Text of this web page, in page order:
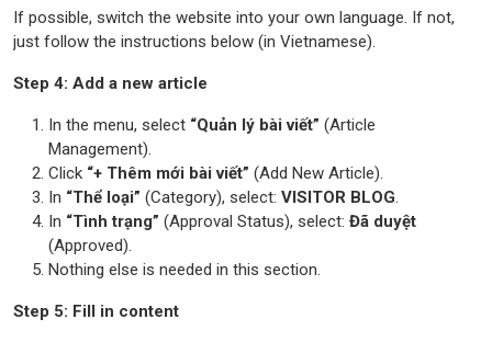
If possible, switch the website into your own language. If not,
just follow the instructions below (in Vietnamese).
Step 4: Add a new article
In the menu, select “Quản lý bài viết” (Article
Management).
Click “+ Thêm mới bài viết” (Add New Article).
In “Thể loại” (Category), select: VISITOR BLOG.
In “Tình trạng” (Approval Status), select: Đã duyệt
(Approved).
Nothing else is needed in this section.
Step 5: Fill in content